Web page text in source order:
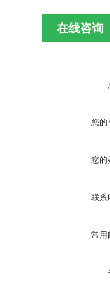
在线咨询
您的
您的
联系
常用